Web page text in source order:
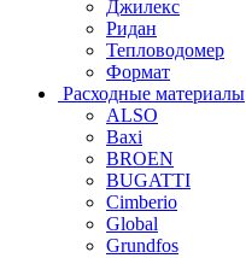
Джилекс
Ридан
Тепловодомер
Формат
Расходные материалы
ALSO
Baxi
BROEN
BUGATTI
Cimberio
Global
Grundfos